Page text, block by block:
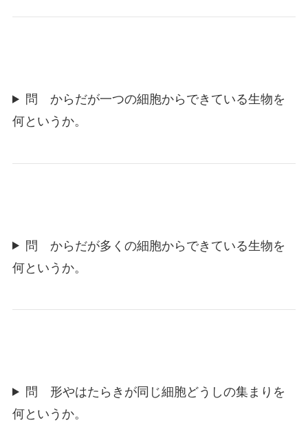
問 からだが一つの細胞からできている生物を
何というか。
問 からだが多くの細胞からできている生物を
何というか。
問 形やはたらきが同じ細胞どうしの集まりを
何というか。